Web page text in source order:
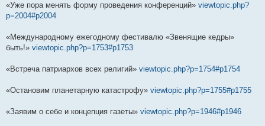
«Уже пора менять форму проведения конференций» viewtopic.php?
p=2004#p2004
«Международному ежегодному фестивалю «Звенящие кедры»
быть!» viewtopic.php?p=1753#p1753
«Встреча патриархов всех религий» viewtopic.php?p=1754#p1754
«Остановим планетарную катастрофу» viewtopic.php?p=1755#p1755
«Заявим о себе и концепция газеты» viewtopic.php?p=1946#p1946